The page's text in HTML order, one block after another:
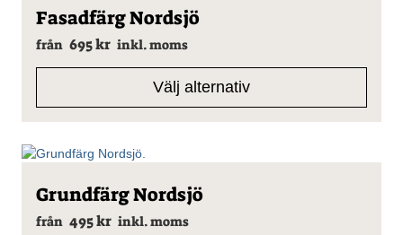
Fasadfärg Nordsjö
från 695kr inkl. moms
Välj alternativ
Den
här
produkten
alternativen
väljas
på
produktsidan
Grundfärg Nordsjö
från 495kr inkl. moms
Den
här
produkten